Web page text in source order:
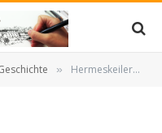
» Hermeskeiler Oberstufenschüler auf den Spuren von Karl Marx